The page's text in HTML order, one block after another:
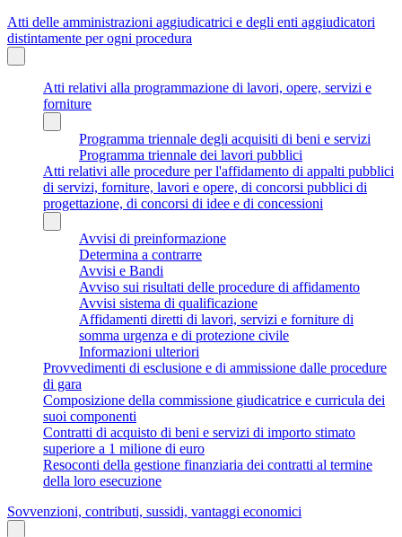
Atti delle amministrazioni aggiudicatrici e degli enti aggiudicatori
distintamente per ogni procedura
Atti relativi alla programmazione di lavori, opere, servizi e
forniture
Programma triennale degli acquisiti di beni e servizi
Programma triennale dei lavori pubblici
Atti relativi alle procedure per l'affidamento di appalti pubblici
di servizi, forniture, lavori e opere, di concorsi pubblici di
progettazione, di concorsi di idee e di concessioni
Avvisi di preinformazione
Determina a contrarre
Avvisi e Bandi
Avviso sui risultati delle procedure di affidamento
Avvisi sistema di qualificazione
Affidamenti diretti di lavori, servizi e forniture di
somma urgenza e di protezione civile
Informazioni ulteriori
Provvedimenti di esclusione e di ammissione dalle procedure
di gara
Composizione della commissione giudicatrice e curricula dei
suoi componenti
Contratti di acquisto di beni e servizi di importo stimato
superiore a 1 milione di euro
Resoconti della gestione finanziaria dei contratti al termine
della loro esecuzione
Sovvenzioni, contributi, sussidi, vantaggi economici